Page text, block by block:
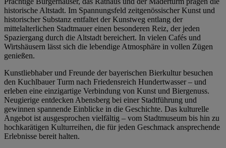
historische Altstadt. Im Spannungsfeld zeitgenössischer Kunst und
historischer Substanz entfaltet der Kunstweg entlang der
mittelalterlichen Stadtmauer einen besonderen Reiz, der jeden
Spaziergang durch die Altstadt bereichert. In vielen Cafés und
Wirtshäusern lässt sich die lebendige Atmosphäre in vollen Zügen
genießen.
Kunstliebhaber und Freunde der bayerischen Bierkultur besuchen
den Kuchlbauer Turm nach Friedensreich Hundertwasser – und
erleben eine einzigartige Verbindung von Kunst und Biergenuss.
Neugierige entdecken Abensberg bei einer Stadtführung und
gewinnen spannende Einblicke in die Geschichte. Das kulturelle
Angebot ist ausgesprochen vielfältig – vom Stadtmuseum bis hin zu
hochkarätigen Kulturreihen, die für jeden Geschmack ansprechende
Erlebnisse bereit halten.